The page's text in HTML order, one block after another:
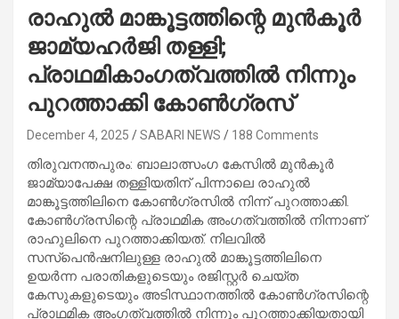
രാഹുൽ മാങ്കൂട്ടത്തിന്റെ മുൻകൂർ
ജാമ്യഹർജി തള്ളി;
പ്രാഥമികാംഗത്വത്തിൽ നിന്നും
പുറത്താക്കി കോൺഗ്രസ്
December 4, 2025 SABARI NEWS 188 Comments
തിരുവനന്തപുരം: ബാലാത്സംഗ കേസില്‍ മുന്‍കൂര്‍
ജാമ്യാപേക്ഷ തള്ളിയതിന് പിന്നാലെ രാഹുല്‍
മാങ്കൂട്ടത്തിലിനെ കോണ്‍ഗ്രസില്‍ നിന്ന് പുറത്താക്കി.
കോണ്‍ഗ്രസിന്റെ പ്രാഥമിക അംഗത്വത്തില്‍ നിന്നാണ്
രാഹുലിനെ പുറത്താക്കിയത്. നിലവില്‍
സസ്‌പെന്‍ഷനിലുള്ള രാഹുല്‍ മാങ്കൂട്ടത്തിലിനെ
ഉയര്‍ന്ന പരാതികളുടെയും രജിസ്റ്റര്‍ ചെയ്ത
കേസുകളുടെയും അടിസ്ഥാനത്തില്‍ കോണ്‍ഗ്രസിന്റെ
പ്രാഥമിക അംഗത്വത്തില്‍ നിന്നും പുറത്താക്കിയതായി